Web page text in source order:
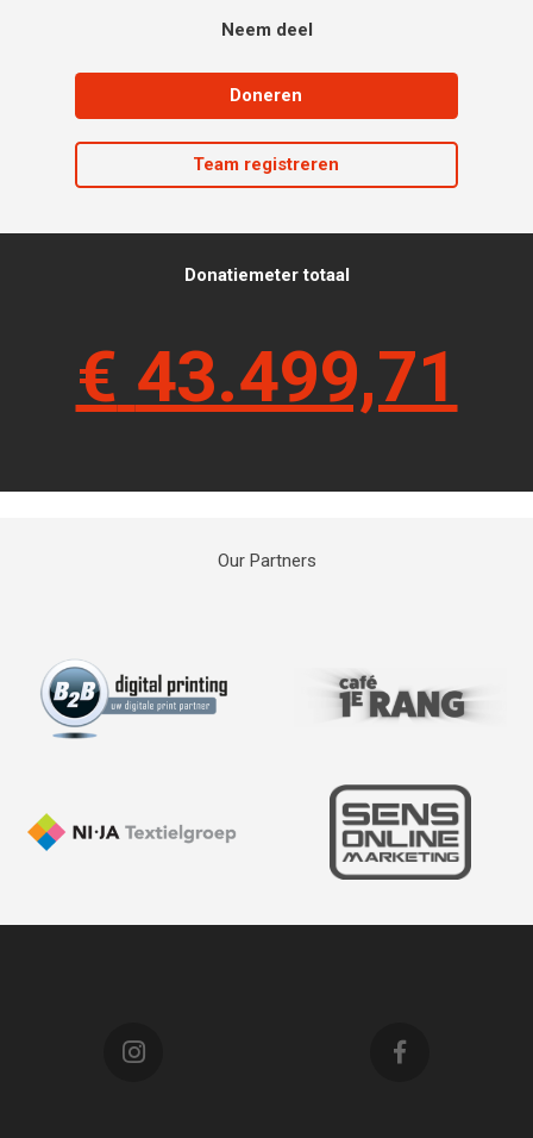
Neem deel
Doneren
Team registreren
Donatiemeter totaal
€ 43.499,71
Our Partners